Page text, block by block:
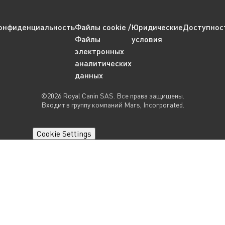
Файлы cookie /
Файлы
электронных
аналитических
данных
Юридические
условия
©2026 Royal Canin SAS. Все права защищены.
Входит в группу компаний Mars, Incorporated.
Cookie Settings